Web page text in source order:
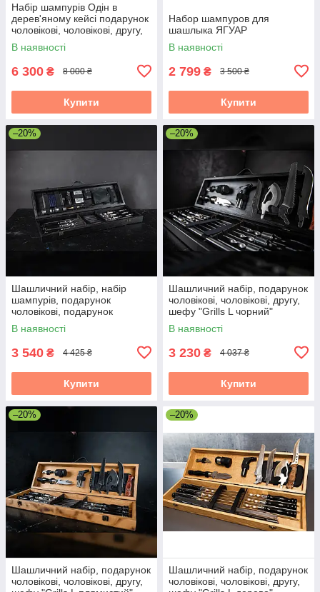
Набір шампурів Одін в
дерев'яному кейсі подарунок
чоловікові, чоловікові, другу,
шефу
В наявності
6 300 ₴ 8 000 ₴
Купити
Набор шампуров для
шашлыка ЯГУАР
В наявності
2 799 ₴ 3 500 ₴
Купити
–20%
Шашличний набір, набір
шампурів, подарунок
чоловікові, подарунок
чоловікові "Grills G6"
В наявності
3 540 ₴ 4 425 ₴
Купити
–20%
Шашличний набір, подарунок
чоловікові, чоловікові, другу,
шефу "Grills L чорний"
В наявності
3 230 ₴ 4 037 ₴
Купити
–20%
Шашличний набір, подарунок
чоловікові, чоловікові, другу,
–20%
Шашличний набір, подарунок
чоловікові, чоловікові, другу,